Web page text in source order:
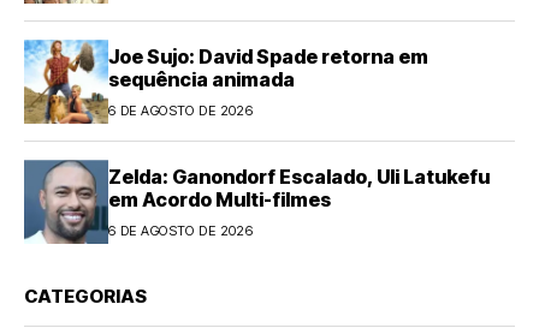
Joe Sujo: David Spade retorna em
sequência animada
6 DE AGOSTO DE 2026
Zelda: Ganondorf Escalado, Uli Latukefu
em Acordo Multi-filmes
6 DE AGOSTO DE 2026
CATEGORIAS